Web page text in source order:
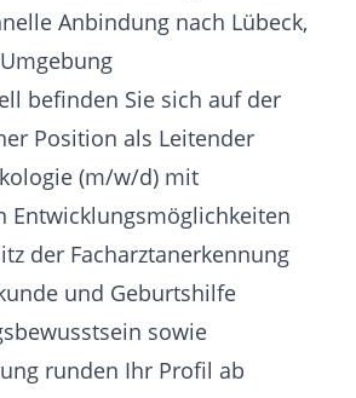
Anbindung nach Lübeck,
befinden Sie sich auf der
Position als Leitender
(m/w/d) mit
Entwicklungsmöglichkeiten
der Facharztanerkennung
und Geburtshilfe
sowie
runden Ihr Profil ab